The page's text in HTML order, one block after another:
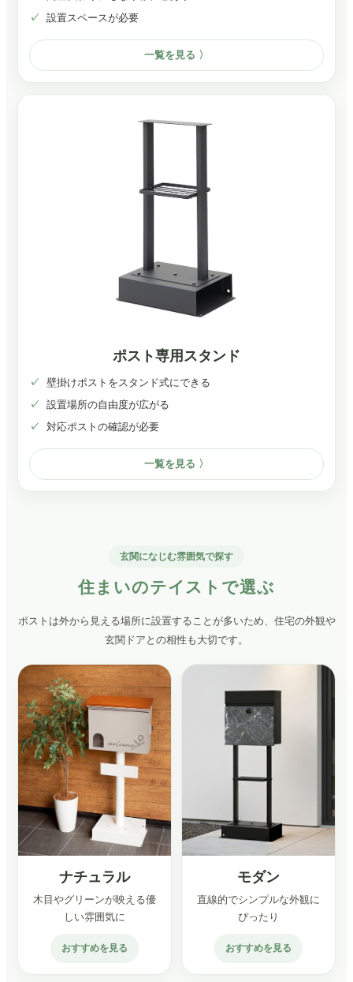
設置スペースが必要
一覧を見る
ポスト専用スタンド
壁掛けポストをスタンド式にできる
設置場所の自由度が広がる
対応ポストの確認が必要
一覧を見る
玄関になじむ雰囲気で探す
住まいのテイストで選ぶ
ポストは外から見える場所に設置することが多いため、住宅の外観や
玄関ドアとの相性も大切です。
ナチュラル
木目やグリーンが映える優
しい雰囲気に
おすすめを見る
モダン
直線的でシンプルな外観に
ぴったり
おすすめを見る